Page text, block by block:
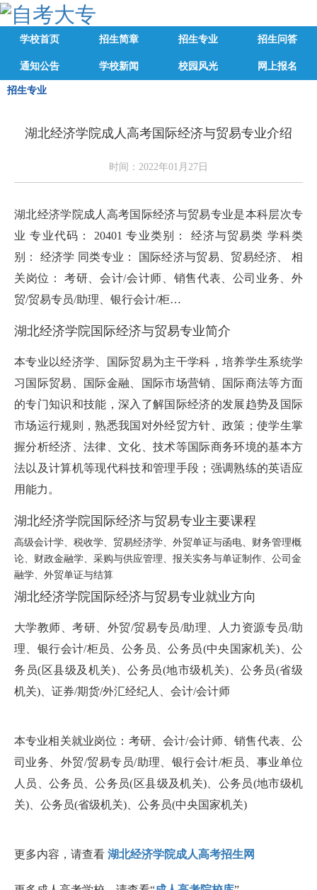
学校首页 招生简章 招生专业 招生问答
通知公告 学校新闻 校园风光 网上报名
招生专业
湖北经济学院成人高考国际经济与贸易专业介绍
时间：2022年01月27日
湖北经济学院成人高考国际经济与贸易专业是本科层次专
业 专业代码： 20401 专业类别： 经济与贸易类 学科类
别： 经济学 同类专业： 国际经济与贸易、贸易经济、 相
关岗位： 考研、会计/会计师、销售代表、公司业务、外
贸/贸易专员/助理、银行会计/柜…
湖北经济学院国际经济与贸易专业简介
本专业以经济学、国际贸易为主干学科，培养学生系统学
习国际贸易、国际金融、国际市场营销、国际商法等方面
的专门知识和技能，深入了解国际经济的发展趋势及国际
市场运行规则，熟悉我国对外经贸方针、政策；使学生掌
握分析经济、法律、文化、技术等国际商务环境的基本方
法以及计算机等现代科技和管理手段；强调熟练的英语应
用能力。
湖北经济学院国际经济与贸易专业主要课程
高级会计学、税收学、贸易经济学、外贸单证与函电、财务管理概
论、财政金融学、采购与供应管理、报关实务与单证制作、公司金
融学、外贸单证与结算
湖北经济学院国际经济与贸易专业就业方向
大学教师、考研、外贸/贸易专员/助理、人力资源专员/助
理、银行会计/柜员、公务员、公务员(中央国家机关)、公
务员(区县级及机关)、公务员(地市级机关)、公务员(省级
机关)、证券/期货/外汇经纪人、会计/会计师
本专业相关就业岗位：考研、会计/会计师、销售代表、公
司业务、外贸/贸易专员/助理、银行会计/柜员、事业单位
人员、公务员、公务员(区县级及机关)、公务员(地市级机
关)、公务员(省级机关)、公务员(中央国家机关)
更多内容，请查看 湖北经济学院成人高考招生网